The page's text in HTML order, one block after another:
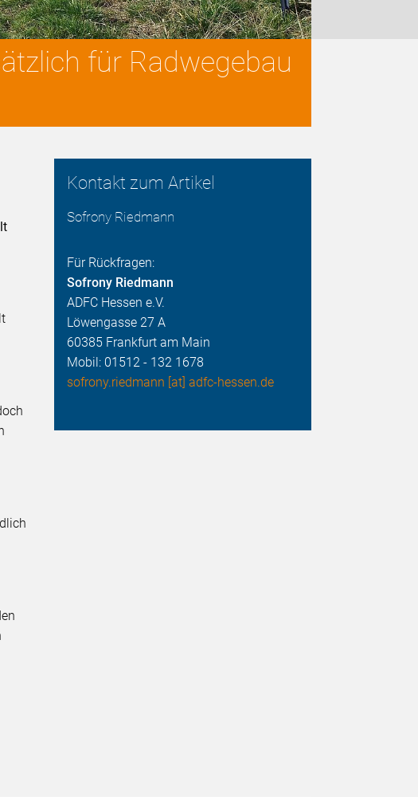
für Radwegebau
Kontakt zum Artikel
Sofrony Riedmann
Für Rückfragen:
Sofrony Riedmann
ADFC Hessen e.V.
Löwengasse 27 A
60385 Frankfurt am Main
Mobil: 01512 - 132 1678
sofrony.riedmann [at] adfc-hessen.de